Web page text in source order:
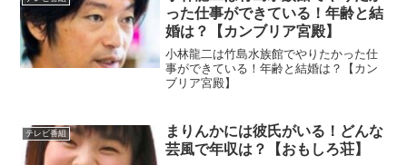
った仕事ができている！年齢と結
婚は？【カンブリア宮殿】
小林龍二は竹島水族館でやりたかった仕
事ができている！年齢と結婚は？【カン
ブリア宮殿】
テレビ番組
まりんかには彼氏がいる！どんな
芸風で年収は？【おもしろ荘】